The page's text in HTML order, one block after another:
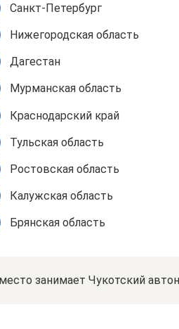
Санкт-Петербург
Нижегородская область
Дагестан
Мурманская область
Краснодарский край
Тульская область
Ростовская область
Калужская область
Брянская область
занимает Чукотский